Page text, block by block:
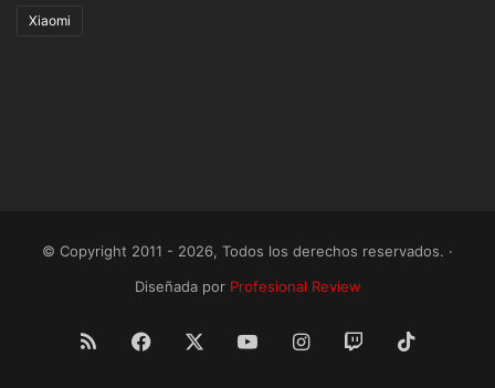
Xiaomi
© Copyright 2011 - 2026, Todos los derechos reservados. ·
Diseñada por Profesional Review
RSS Facebook YouTubeInstagram
Twitch